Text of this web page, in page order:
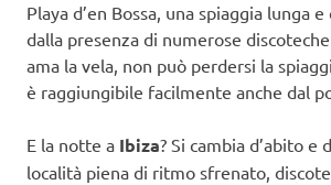
Playa d’en Bossa, una spiaggia lunga
dalla presenza di numerose
ama la vela, non può perdersi la
è raggiungibile facilmente anche dal
E la notte a Ibiza? Si cambia d’abito e
località piena di ritmo sfrenato,